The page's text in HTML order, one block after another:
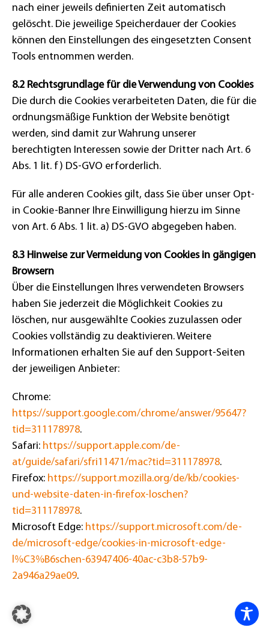
nach einer jeweils definierten Zeit automatisch
gelöscht. Die jeweilige Speicherdauer der Cookies
können den Einstellungen des eingesetzten Consent
Tools entnommen werden.
8.2 Rechtsgrundlage für die Verwendung von Cookies
Die durch die Cookies verarbeiteten Daten, die für die
ordnungsmäßige Funktion der Website benötigt
werden, sind damit zur Wahrung unserer
berechtigten Interessen sowie der Dritter nach Art. 6
Abs. 1 lit. f) DS-GVO erforderlich.
Für alle anderen Cookies gilt, dass Sie über unser Opt-
in Cookie-Banner Ihre Einwilligung hierzu im Sinne
von Art. 6 Abs. 1 lit. a) DS-GVO abgegeben haben.
8.3 Hinweise zur Vermeidung von Cookies in gängigen
Browsern
Über die Einstellungen Ihres verwendeten Browsers
haben Sie jederzeit die Möglichkeit Cookies zu
löschen, nur ausgewählte Cookies zuzulassen oder
Cookies vollständig zu deaktivieren. Weitere
Informationen erhalten Sie auf den Support-Seiten
der jeweiligen Anbieter:
Chrome:
https://support.google.com/chrome/answer/95647?
tid=311178978.
Safari: https://support.apple.com/de-
at/guide/safari/sfri11471/mac?tid=311178978.
Firefox: https://support.mozilla.org/de/kb/cookies-
und-website-daten-in-firefox-loschen?
tid=311178978.
Microsoft Edge: https://support.microsoft.com/de-
de/microsoft-edge/cookies-in-microsoft-edge-
l%C3%B6schen-63947406-40ac-c3b8-57b9-
2a946a29ae09.